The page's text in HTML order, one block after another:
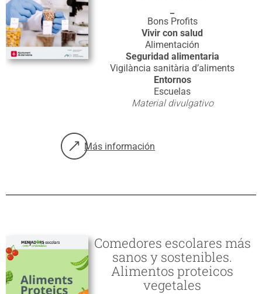
Bons Profits
Vivir con salud
Alimentación
Seguridad alimentaria
Vigilància sanitària d’aliments
Entornos
Escuelas
Material divulgativo
Más información
sobre: Bons Profits. La vigilància de la
Comedores escolares más
sanos y sostenibles.
Alimentos proteicos
vegetales